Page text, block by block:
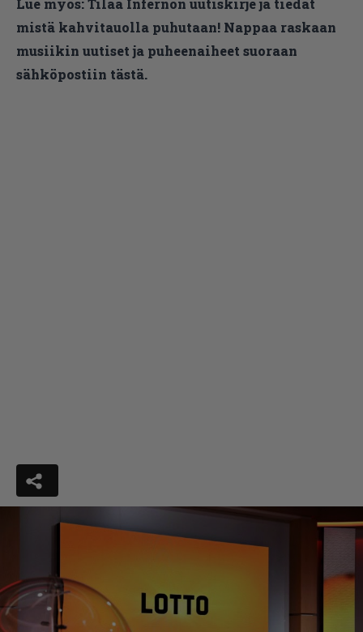
Lue myös:Tilaa Infernon uutiskirje ja tiedät
mistä kahvitauolla puhutaan! Nappaa raskaan
musiikin uutiset ja puheenaiheet suoraan
sähköpostiin tästä.